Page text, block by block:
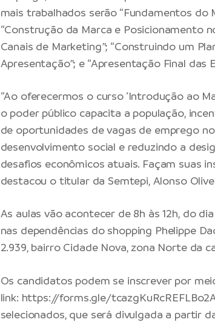
mais trabalhados serão “Fundamentos do
“Construção da Marca e Posicionamento
Canais de Marketing”; “Construindo um
Apresentação”; e “Apresentação Final das
“Ao oferecermos o curso ‘Introdução ao
o poder público capacita a população,
de oportunidades de vagas de emprego
desenvolvimento social e reduzindo a
desafios econômicos atuais. Façam suas
destacou o titular da Semtepi, Alonso
As aulas vão acontecer de 8h às 12h, do
nas dependências do shopping Phelippe
2.939, bairro Cidade Nova, zona Norte da
Os candidatos podem se inscrever por
link: https://forms.gle/
selecionados, que será divulgada a partir